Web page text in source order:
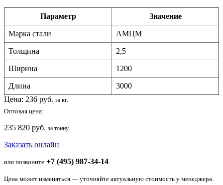
Параметр Значение
Марка стали АМЦМ
Толщина 2,5
Ширина 1200
Длина
3000
Цена: 236 руб. за кг.
Оптовая цена:
235 820 руб. за тонну
Заказать онлайн
или позвоните +7 (495) 987-34-14
Цена может изменяться — уточняйте актуальную стоимость у менеджера.